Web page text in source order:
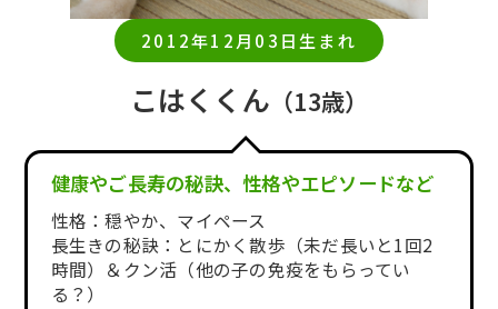
2012年12月03日生まれ
こはくくん （13歳）
健康やご長寿の秘訣、性格やエピソードなど
性格：穏やか、マイペース
長生きの秘訣：とにかく散歩（未だ長いと1回2
時間）＆クン活（他の子の免疫をもらってい
る？）